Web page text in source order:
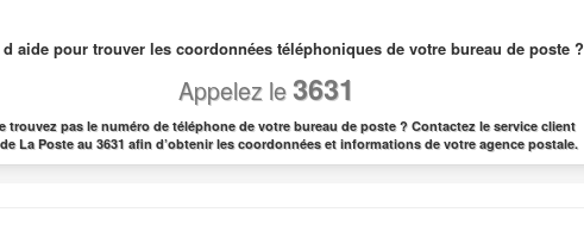
aide pour trouver les coordonnées téléphoniques de votre bureau de poste ?
Appelez le3631
trouvez pas le numéro de téléphone de votre bureau de poste ? Contactez le service client
La Poste au 3631 afin d’obtenir les coordonnées et informations de votre agence postale.